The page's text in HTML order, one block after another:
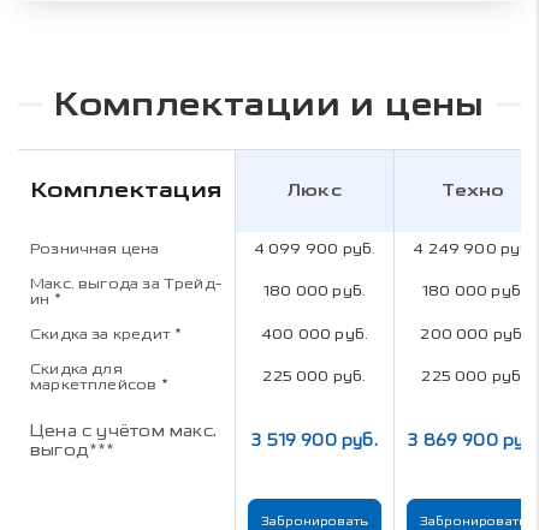
Комплектации и цены
Комплектация Люкс Техно
Розничная цена 4 099 900 руб. 4 249 900 руб.
Макс. выгода за Трейд-
ин * 180 000 руб. 180 000 руб.
Скидка за кредит * 400 000 руб. 200 000 руб.
Скидка для
маркетплейсов * 225 000 руб. 225 000 руб.
Цена с учётом макс.
выгод***
3 519 900 руб. 3 869 900 руб.
Забронировать Забронировать